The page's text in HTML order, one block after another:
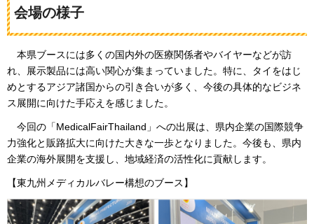
会場の様子
本県ブースには多くの国内外の医療関係者やバイヤーなどが訪
れ、展示製品には高い関心が集まっていました。特に、タイをはじ
めとするアジア諸国からの引き合いが多く、今後の具体的なビジネ
ス展開に向けた手応えを感じました。
今回の「MedicalFairThailand」への出展は、県内企業の国際競争
力強化と販路拡大に向けた大きな一歩となりました。今後も、県内
企業の海外展開を支援し、地域経済の活性化に貢献します。
【東九州メディカルバレー構想のブース】